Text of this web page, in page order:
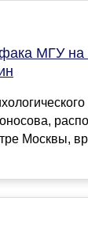
МГУ на
Москвы,